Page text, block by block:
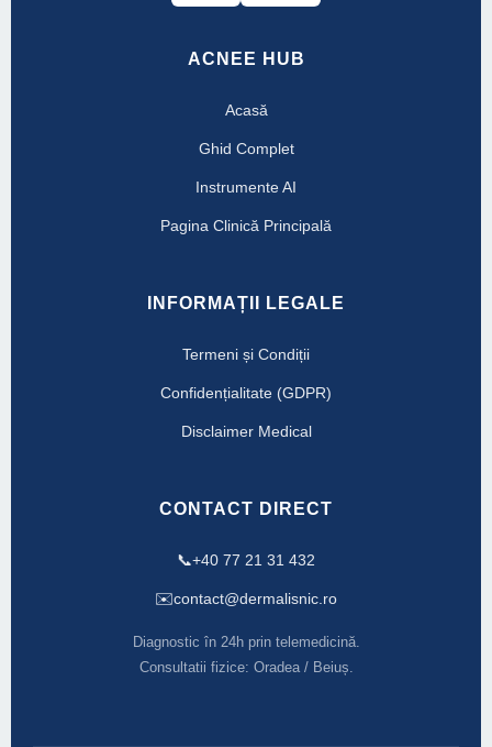
ACNEE HUB
Acasă
Ghid Complet
Instrumente AI
Pagina Clinică Principală
INFORMAȚII LEGALE
Termeni și Condiții
Confidențialitate (GDPR)
Disclaimer Medical
CONTACT DIRECT
📞+40 77 21 31 432
✉️contact@dermalisnic.ro
Diagnostic în 24h prin telemedicină.
Consultatii fizice: Oradea / Beiuș.